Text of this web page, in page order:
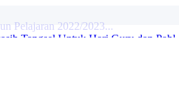
Tangsel Untuk Hari Guru dan Pahl...
Pelajaran 2022/2023...